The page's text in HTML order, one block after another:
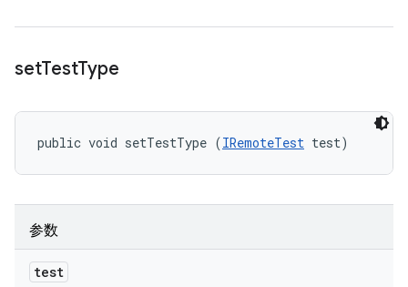
setTestType
public void setTestType (IRemoteTest test)
参数
test